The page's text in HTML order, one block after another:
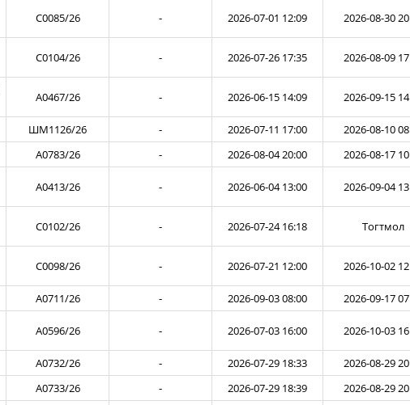
C0085/26 - 2026-07-01 12:09 2026-08-30
C0104/26 - 2026-07-26 17:35 2026-08-09
A0467/26 - 2026-06-15 14:09 2026-09-15
ШМ1126/26 - 2026-07-11 17:00
2026-08-10
A0783/26 - 2026-08-04 20:00 2026-08-17
A0413/26 - 2026-06-04 13:00 2026-09-04
C0102/26 - 2026-07-24 16:18 Тогтмол
C0098/26 - 2026-07-21 12:00 2026-10-02
A0711/26 - 2026-09-03 08:00 2026-09-17
A0596/26 - 2026-07-03 16:00 2026-10-03
A0732/26 - 2026-07-29 18:33
2026-08-29
A0733/26 - 2026-07-29 18:39 2026-08-29